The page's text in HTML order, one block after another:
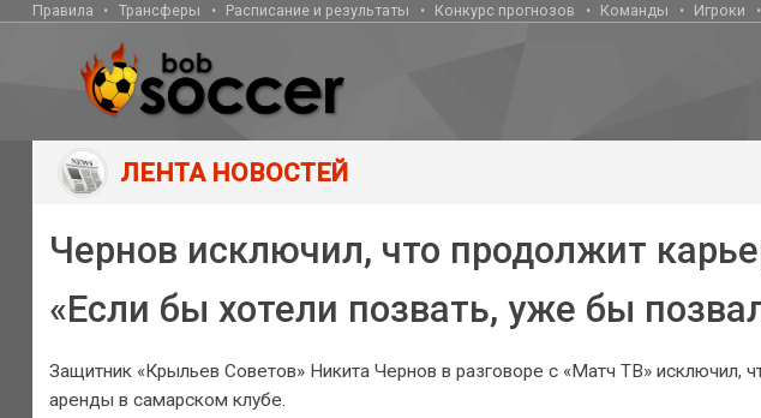
Правила Трансферы Расписание и результаты Конкурс прогнозов Команды Игроки
ЛЕНТА НОВОСТЕЙ
Чернов исключил, что продолжит
«Если бы хотели позвать, уже бы
Защитник «Крыльев Советов» Никита Чернов в разговоре с «Матч ТВ» исключил,
аренды в самарском клубе.